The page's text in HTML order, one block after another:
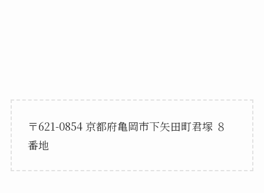
〒621-0854 京都府亀岡市下矢田町君塚 ８
番地